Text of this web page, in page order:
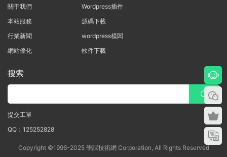
關于我們
本站服務
行業新聞
網站優化
Wordpress插件
源碼下載
wordpress模闆
軟件下載
搜索
提交工單
QQ：125252828
Copyright ©1996-2025 學課技術網 Corporation, All Rights Reserved